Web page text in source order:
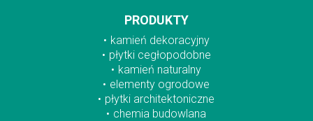
PRODUKTY
kamień dekoracyjny
płytki cegłopodobne
kamień naturalny
elementy ogrodowe
płytki architektoniczne
chemia budowlana